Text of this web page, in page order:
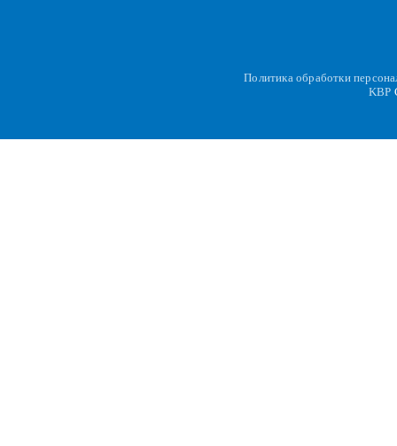
Политика обработки
KBP